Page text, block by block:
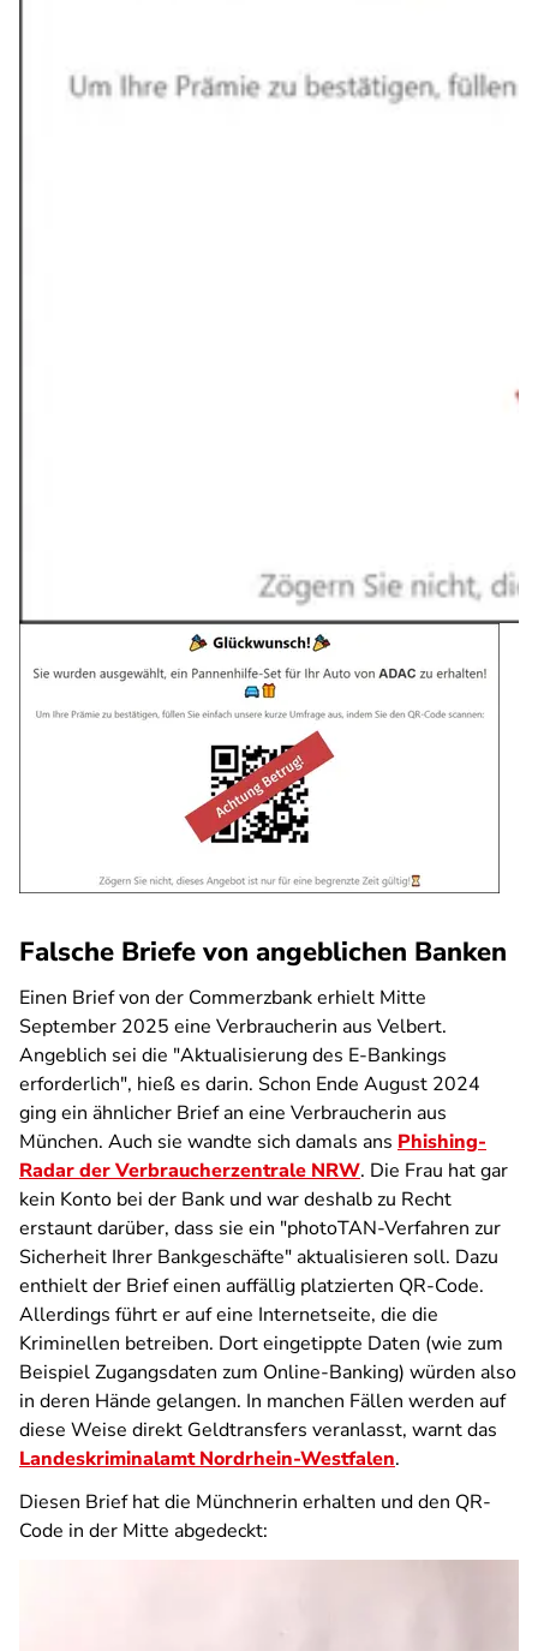
Falsche Briefe von angeblichen Banken
Einen Brief von der Commerzbank erhielt Mitte
September 2025 eine Verbraucherin aus Velbert.
Angeblich sei die "Aktualisierung des E-Bankings
erforderlich", hieß es darin. Schon Ende August 2024
ging ein ähnlicher Brief an eine Verbraucherin aus
München. Auch sie wandte sich damals ans Phishing-
Radar der Verbraucherzentrale NRW. Die Frau hat gar
kein Konto bei der Bank und war deshalb zu Recht
erstaunt darüber, dass sie ein "photoTAN-Verfahren zur
Sicherheit Ihrer Bankgeschäfte" aktualisieren soll. Dazu
enthielt der Brief einen auffällig platzierten QR-Code.
Allerdings führt er auf eine Internetseite, die die
Kriminellen betreiben. Dort eingetippte Daten (wie zum
Beispiel Zugangsdaten zum Online-Banking) würden also
in deren Hände gelangen. In manchen Fällen werden auf
diese Weise direkt Geldtransfers veranlasst, warnt das
Landeskriminalamt Nordrhein-Westfalen.
Diesen Brief hat die Münchnerin erhalten und den QR-
Code in der Mitte abgedeckt: